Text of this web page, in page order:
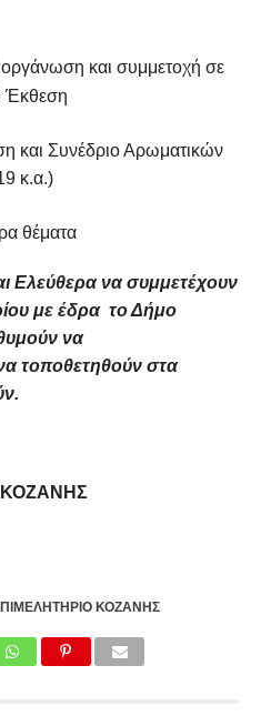
και συμμετοχή σε
Έκθεση
και Συνέδριο Αρωματικών
κ.α.)
θέματα
Ελεύθερα να συμμετέχουν
με έδρα το Δήμο
να
τοποθετηθούν στα
ΚΟΖΆΝΗΣ